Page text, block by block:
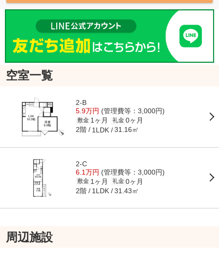
空室一覧
2-B
5.9万円 (管理費等：3,000円)
敷金 1ヶ月 礼金 0ヶ月
2階 1LDK 31.16㎡
2-C
6.1万円 (管理費等：3,000円)
敷金 1ヶ月 礼金 0ヶ月
2階 1LDK 31.43㎡
周辺施設